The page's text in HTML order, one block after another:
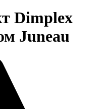
Dimplex
Juneau